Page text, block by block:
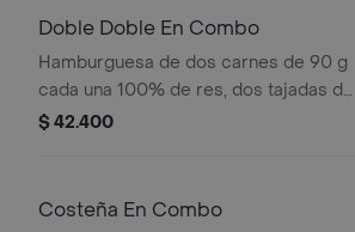
bebida
Doble Doble En Combo
Hamburguesa de dos carnes de 90 g
cada una 100% de res, dos tajadas de
queso tipo mozzarella, cebolla grillé,
cascos) + bebida PET
$ 42.400
Costeña En Combo